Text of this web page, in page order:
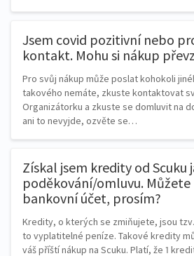
Jsem covid pozitivní nebo
kontakt. Mohu si nákup
Pro svůj nákup může poslat kohokoli
takového nemáte, zkuste kontaktovat
Organizátorku a zkuste se domluvit na
ani to nevyjde, ozvěte se…
Získal jsem kredity od Scuku
poděkování/omluvu.
bankovní účet, prosím?
Kredity, o kterých se zmiňujete, jsou
to vyplatitelné peníze. Takové kredity
váš příští nákup na Scuku. Platí, že 1